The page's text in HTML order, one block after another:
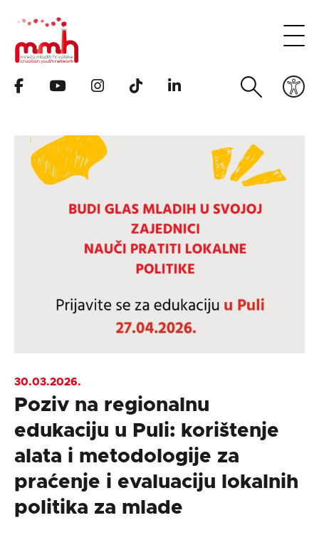
30.03.2026.
Poziv na regionalnu
edukaciju u Puli: korištenje
alata i metodologije za
praćenje i evaluaciju lokalnih
politika za mlade